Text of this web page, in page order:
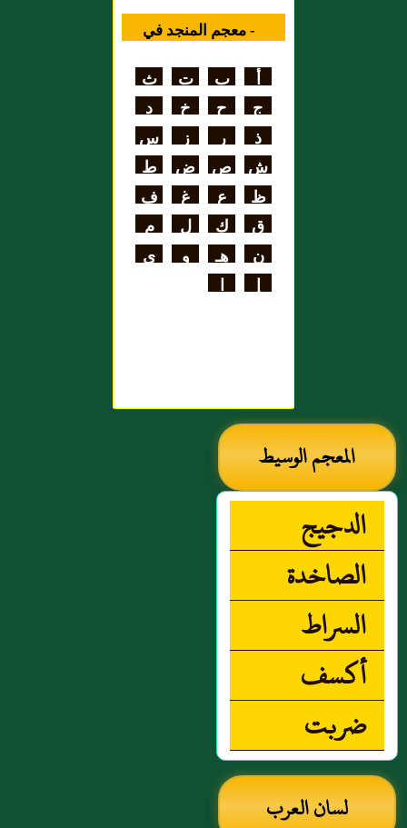
- معجم المنجد في
علي بن الحسن
الهنائي الأزدي
أ ب ت
ث
ج
ح خ
د
ذ
ر ز
س
ش ص ض
ط
ظ
ع غ
ف
ق
ك ل
م
ن
هـ و
ي
إ
ا
المعجم الوسيط
الدجيج
الصاخدة
السراط
أكسف
ضربت
لسان العرب